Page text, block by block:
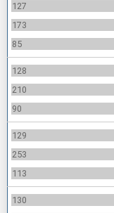
127
173
85
128
210
90
129
253
113
130